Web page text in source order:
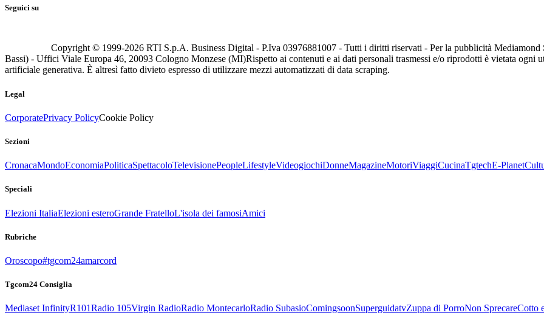
Seguici su
Copyright © 1999-2026 RTI S.p.A. Business Digital - P.Iva 03976881007 - Tutti i diritti riservati - Per la pubblicità
Bassi) - Uffici Viale Europa 46, 20093 Cologno Monzese (MI)Rispetto ai contenuti e ai dati personali trasmessi e/o riprodotti è vietata ogni
artificiale generativa. È altresì fatto divieto espresso di utilizzare mezzi automatizzati di data scraping.
Legal
CorporatePrivacy PolicyCookie Policy
Sezioni
CronacaMondoEconomiaPoliticaSpettacoloTelevisionePeopleLifestyleVideogiochiDonneMagazineMotoriViaggiCucinaTgtechE-Planet
Speciali
Elezioni ItaliaElezioni esteroGrande FratelloL'isola dei famosiAmici
Rubriche
Oroscopo#tgcom24amarcord
Tgcom24 Consiglia
Mediaset InfinityR101Radio 105Virgin RadioRadio MontecarloRadio SubasioComingsoonSuperguidatvZuppa di PorroNon SprecareCotto